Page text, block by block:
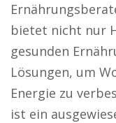
bietet nicht nur
gesunden
Lösungen, um
Energie zu
ist ein